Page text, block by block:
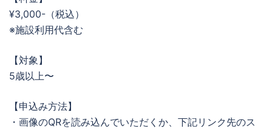
¥3,000-（税込）
※施設利用代含む
【対象】
5歳以上〜
【申込み方法】
・画像のQRを読み込んでいただくか、下記リンク先のス